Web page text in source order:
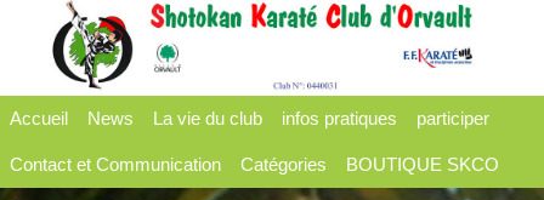
Accueil News La vie du club infos pratiques participer
Contact et Communication Catégories BOUTIQUE SKCO
Panneau de gestion des cookies